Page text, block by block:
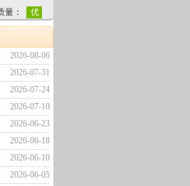
2026-08-06
2026-07-31
2026-07-24
2026-07-10
2026-06-23
2026-06-18
2026-06-10
2026-06-05